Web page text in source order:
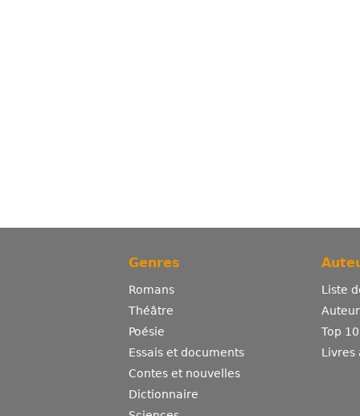
Genres
Romans
Théâtre
Poésie
Essais et documents
Contes et nouvelles
Dictionnaire
Liste
Top
Livres